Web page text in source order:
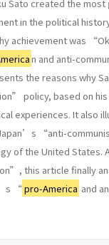
Sato created the
in the political
achievement was
n and anti-
the reasons why
policy, based on
experiences. It also
“anti-
of the United States.
this article finally
“pro-America and